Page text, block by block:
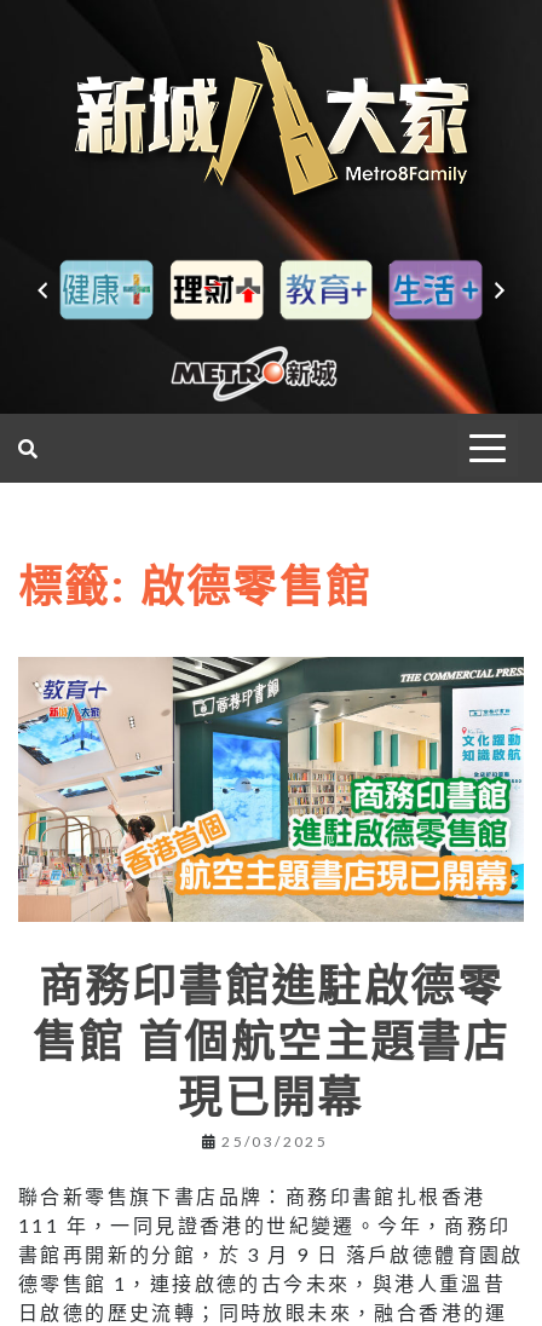
標籤: 啟德零售館
商務印書館進駐啟德零
售館 首個航空主題書店
現已開幕
25/03/2025
聯合新零售旗下書店品牌：商務印書館扎根香港
111 年，一同見證香港的世紀變遷。今年，商務印
書館再開新的分館，於 3 月 9 日 落戶啟德體育園啟
德零售館 1，連接啟德的古今未來，與港人重溫昔
日啟德的歷史流轉；同時放眼未來，融合香港的運